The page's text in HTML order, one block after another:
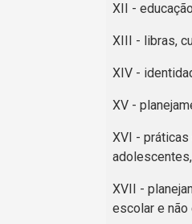
XII -
XIII - libras,
XIV -
XV -
XVI -
XVII -
escolar e não